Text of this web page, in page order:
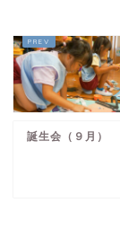
誕生会（９月）